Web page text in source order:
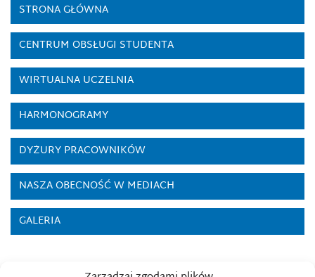
STRONA GŁÓWNA
CENTRUM OBSŁUGI STUDENTA
WIRTUALNA UCZELNIA
HARMONOGRAMY
DYŻURY PRACOWNIKÓW
NASZA OBECNOŚĆ W MEDIACH
GALERIA